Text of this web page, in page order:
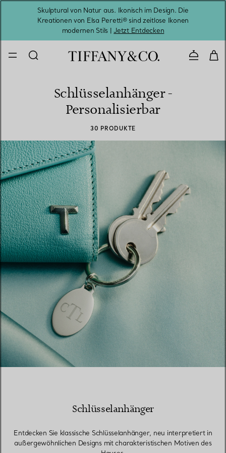
Skulptural von Natur aus. Ikonisch im Design. Die
Kreationen von Elsa Peretti® sind zeitlose Ikonen
modernen Stils |Jetzt Entdecken
Schlüsselanhänger -
Personalisierbar
30 PRODUKTE
Schlüsselanhänger
Entdecken Sie klassische Schlüsselanhänger, neu interpretiert in
außergewöhnlichen Designs mit charakteristischen Motiven des